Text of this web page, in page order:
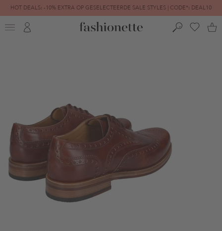
HOT DEALS: -10% EXTRA OP GESELECTEERDE SALE STYLES | CODE*: DEAL10
FINAL SALE | TOT -80% GEREDUCEERD